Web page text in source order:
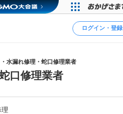
ログイン・登録
水漏れ修理・蛇口修理業者
口修理業者